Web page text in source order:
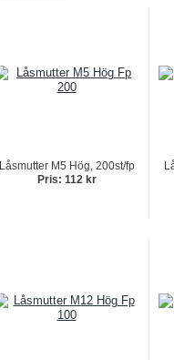
Låsmutter M5 Hög, 200st/fp
Pris: 112 kr